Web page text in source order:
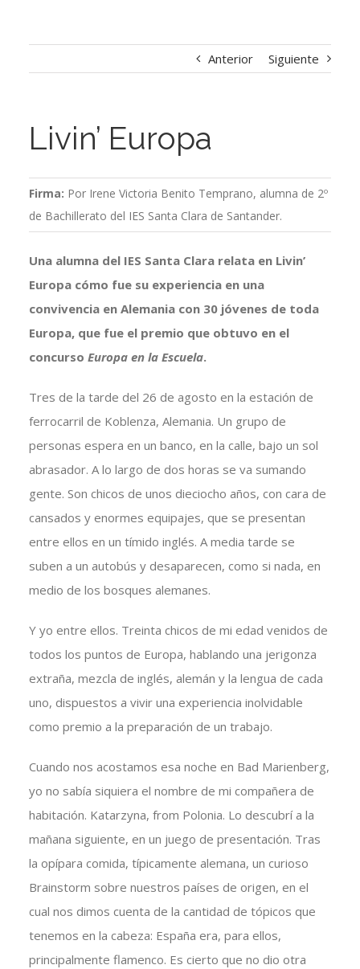
Anterior Siguiente
Livin’ Europa
Firma: Por Irene Victoria Benito Temprano, alumna de 2º
de Bachillerato del IES Santa Clara de Santander.
Una alumna del IES Santa Clara relata en Livin’
Europa cómo fue su experiencia en una
convivencia en Alemania con 30 jóvenes de toda
Europa, que fue el premio que obtuvo en el
concurso Europa en la Escuela.
Tres de la tarde del 26 de agosto en la estación de
ferrocarril de Koblenza, Alemania. Un grupo de
personas espera en un banco, en la calle, bajo un sol
abrasador. A lo largo de dos horas se va sumando
gente. Son chicos de unos dieciocho años, con cara de
cansados y enormes equipajes, que se presentan
entre ellos en un tímido inglés. A media tarde se
suben a un autobús y desaparecen, como si nada, en
medio de los bosques alemanes.
Y yo entre ellos. Treinta chicos de mi edad venidos de
todos los puntos de Europa, hablando una jerigonza
extraña, mezcla de inglés, alemán y la lengua de cada
uno, dispuestos a vivir una experiencia inolvidable
como premio a la preparación de un trabajo.
Cuando nos acostamos esa noche en Bad Marienberg,
yo no sabía siquiera el nombre de mi compañera de
habitación. Katarzyna, from Polonia. Lo descubrí a la
mañana siguiente, en un juego de presentación. Tras
la opípara comida, típicamente alemana, un curioso
Brainstorm sobre nuestros países de origen, en el
cual nos dimos cuenta de la cantidad de tópicos que
tenemos en la cabeza: España era, para ellos,
principalmente flamenco. Es cierto que no dio otra